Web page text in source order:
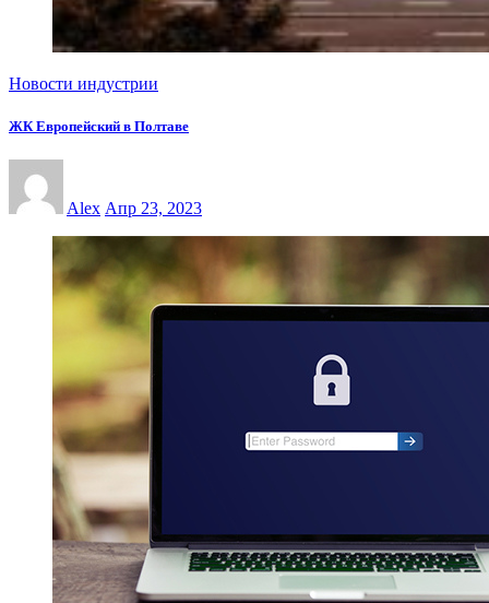
Новости индустрии
ЖК Европейский в Полтаве
Alex Апр 23, 2023